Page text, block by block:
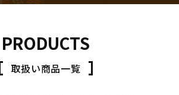
PRODUCTS
取扱い商品一覧